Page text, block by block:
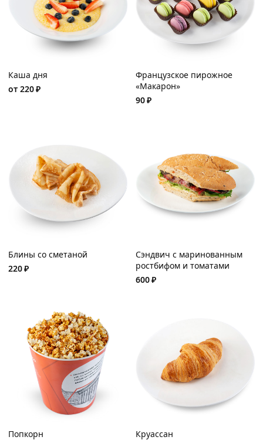
Каша дня
от 220₽
Французское пирожное
«Макарон»
90₽
Блины со сметаной
220₽
Сэндвич с маринованным
ростбифом и томатами
600₽
Попкорн
Круассан